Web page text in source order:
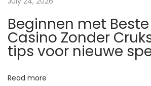
d
i
m
Beginnen met
Casino Zonder
tips voor nieuwe
Read more